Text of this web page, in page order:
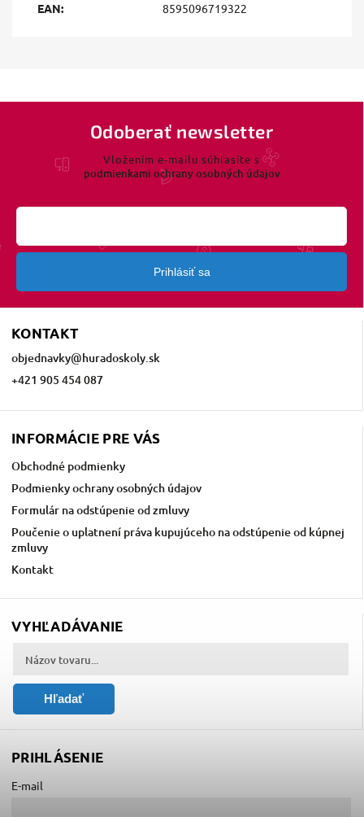
EAN: 8595096719322
KONTAKT
objednavky@huradoskoly.sk
+421 905 454 087
INFORMÁCIE PRE VÁS
Obchodné podmienky
Podmienky ochrany osobných údajov
Formulár na odstúpenie od zmluvy
Poučenie o uplatnení práva kupujúceho na odstúpenie od kúpnej
zmluvy
Kontakt
Odoberať newsletter
Vložením e-mailu súhlasíte s
podmienkami ochrany osobných údajov
Prihlásiť sa
VYHĽADÁVANIE
Hľadať
PRIHLÁSENIE
E-mail